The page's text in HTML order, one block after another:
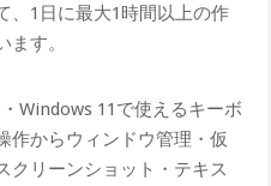
、1日に最大1時間以上の作
す。
Windows 11で使えるキーボ
作からウィンドウ管理・仮
クリーンショット・テキス